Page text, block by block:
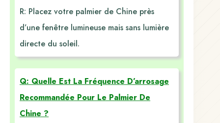
R: Placez votre palmier de Chine près
d’une fenêtre lumineuse mais sans lumière
directe du soleil.
Q: Quelle Est La Fréquence D’arrosage
Recommandée Pour Le Palmier De
Chine ?